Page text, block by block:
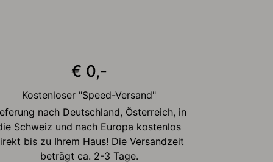
€ 0,-
Kostenloser "Speed-Versand"
nach Deutschland, Österreich, in
Schweiz und nach Europa kostenlos
bis zu Ihrem Haus! Die Versandzeit
beträgt ca. 2-3 Tage.